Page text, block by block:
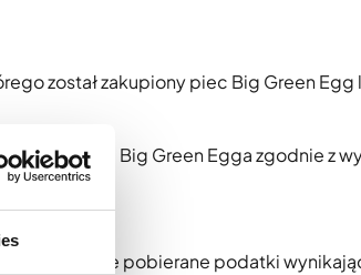
został zakupiony piec Big Green Egg
Big Green Egga zgodnie z
VAT i inne pobierane podatki